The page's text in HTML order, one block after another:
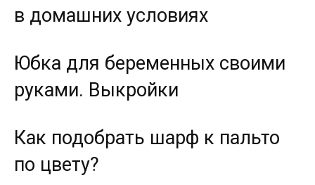
в домашних условиях
Юбка для беременных своими
руками. Выкройки
Как подобрать шарф к пальто
по цвету?